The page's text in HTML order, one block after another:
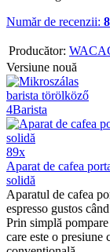
Număr de recenzii:
Producător:
Versiune nouă
89x
Aparat de cafea
solidă
Aparatul de cafea
espresso gustos
Prin simplă
care este o presiune